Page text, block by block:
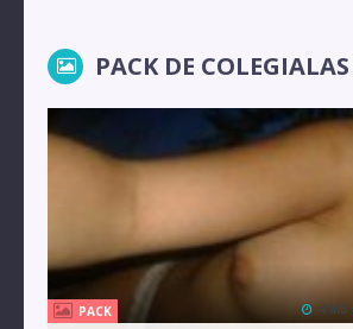
PACK DE COLEGIALAS
PACK
4 MB